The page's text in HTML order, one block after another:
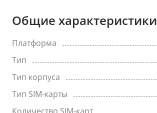
Общие характеристики
Платформа
Тип
Тип корпуса
Тип SIM-карты